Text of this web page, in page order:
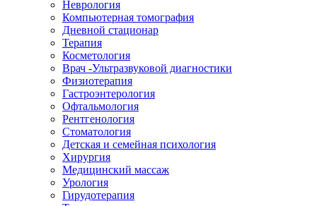
Неврология
Компьютерная томография
Дневной стационар
Терапия
Косметология
Врач -Ультразвуковой диагностики
Физиотерапия
Гастроэнтерология
Офтальмология
Рентгенология
Стоматология
Детская и семейная психология
Хирургия
Медицинский массаж
Урология
Гирудотерапия